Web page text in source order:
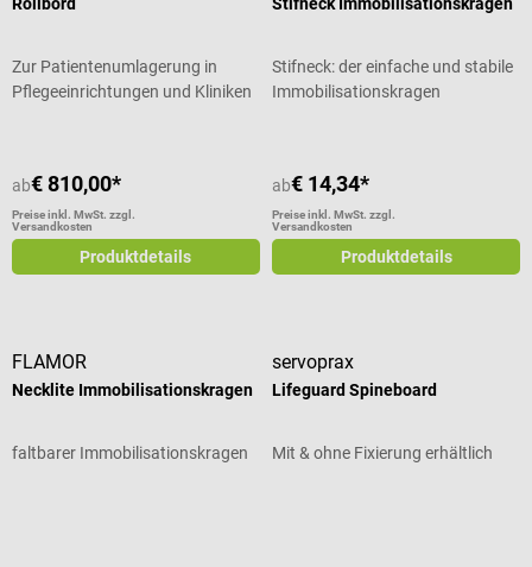
Lieferumfang 1 servoprax
Doppelhubpumpe aus Kunststoff
Zur Patientenumlagerung in
Pflegeeinrichtungen und Kliniken
ab€ 810,00*
Preise inkl. MwSt. zzgl.
Versandkosten
Produktdetails
Stifneck: der einfache und stabile
Immobilisationskragen
ab€ 14,34*
Preise inkl. MwSt. zzgl.
Versandkosten
Produktdetails
FLAMOR
Necklite Immobilisationskragen
faltbarer Immobilisationskragen
servoprax
Lifeguard Spineboard
Mit & ohne Fixierung erhältlich